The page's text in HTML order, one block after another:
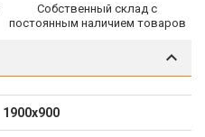
Собственный склад c
постоянным наличием товаров
1900х900